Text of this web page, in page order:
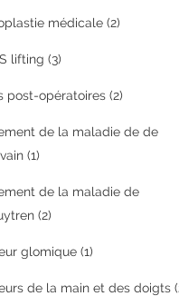
médicale (2)
lifting (3)
post-opératoires (2)
de la maladie de de
(1)
de la maladie de
(2)
glomique (1)
de la main et des doigts